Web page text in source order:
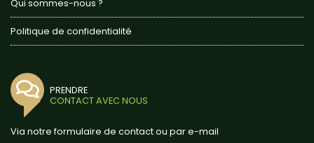
Qui sommes-nous ?
Politique de confidentialité
PRENDRE
CONTACT AVEC NOUS
Via notre formulaire de contact ou par e-mail